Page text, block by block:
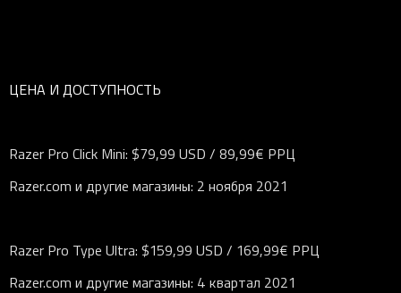
ЦЕНА И ДОСТУПНОСТЬ
Razer Pro Click Mini: $79,99 USD / 89,99€ РРЦ
Razer.com и другие магазины: 2 ноября 2021
Razer Pro Type Ultra: $159,99 USD / 169,99€ РРЦ
Razer.com и другие магазины: 4 квартал 2021